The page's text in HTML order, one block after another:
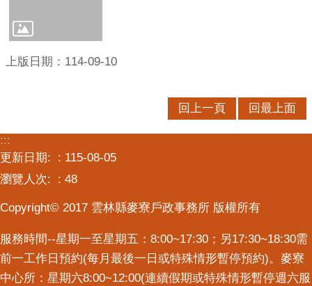
區
公
民
意
流
相
關
連
結
上版日期：114-09-10
回上一頁 回最上面
:::
更新日期:
115-08-05
瀏覽人次:
48
Copyright© 2017 雲林縣麥寮戶政事務所 版權所有
服務時間--星期一至星期五：8:00~17:30；另17:30~18:30需
前一工作日預約(每月最後一日或特殊情形暫停預約)。麥寮
中心所：星期六8:00~12:00(連續假期或特殊情形暫停週六服